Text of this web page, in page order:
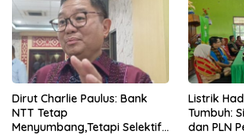
Dirut Charlie Paulus: Bank
NTT Tetap
Menyumbang,Tetapi Selektif
Listrik
Tumbuh:
dan PLN